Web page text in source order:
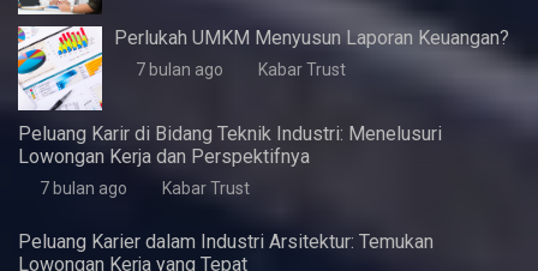
Artikel Terbaru
5 Fitur Samsung A07 yang Pas untuk Kebutuhan
Dasar Harian
4 minggu ago Kabar Trust